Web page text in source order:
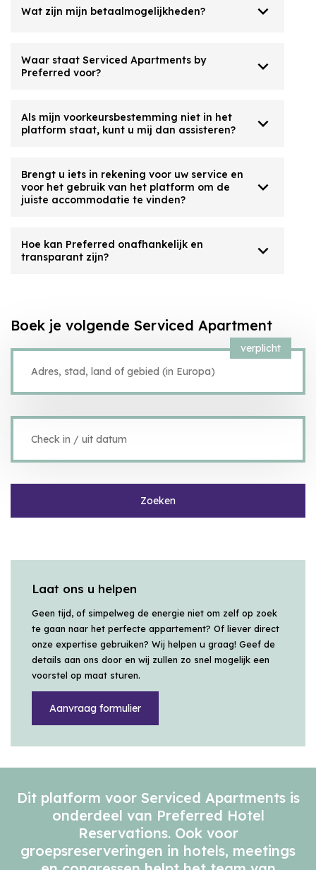
Wat zijn mijn betaalmogelijkheden? expand_more
Waar staat Serviced Apartments by
Preferred voor?
expand_more
Als mijn voorkeursbestemming niet in het
platform staat, kunt u mij dan assisteren?
expand_more
Brengt u iets in rekening voor uw service en
voor het gebruik van het platform om de
juiste accommodatie te vinden?
expand_more
Hoe kan Preferred onafhankelijk en
transparant zijn?
expand_more
Boek je volgende Serviced Apartment
verplicht
Zoeken
Laat ons u helpen
Geen tijd, of simpelweg de energie niet om zelf op zoek
te gaan naar het perfecte appartement? Of liever direct
onze expertise gebruiken? Wij helpen u graag! Geef de
details aan ons door en wij zullen zo snel mogelijk een
voorstel op maat sturen.
Aanvraag formulier
Dit platform voor Serviced Apartments is
onderdeel van Preferred Hotel
Reservations. Ook voor
groepsreserveringen in hotels, meetings